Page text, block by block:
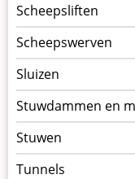
Scheepsliften
Scheepswerven
Sluizen
Stuwdammen en
Stuwen
Tunnels